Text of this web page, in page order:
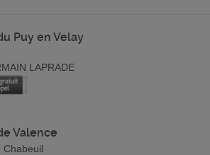
Puy en Velay
LAPRADE
Valence
Chabeuil